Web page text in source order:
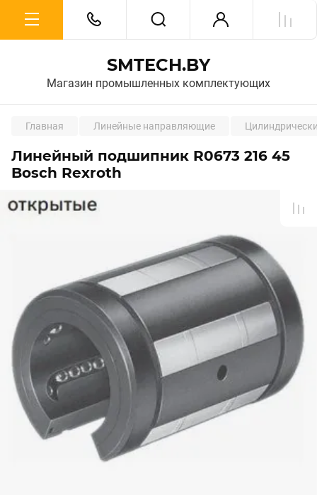
SMTECH.BY
Магазин промышленных комплектующих
Главная Линейные направляющие
Линейный подшипник R0673 216 45
Bosch Rexroth